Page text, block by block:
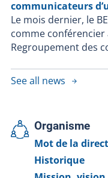
communicateurs
Le mois dernier, le
comme
Regroupement des
See all news
Organisme
Mot de la
Historique